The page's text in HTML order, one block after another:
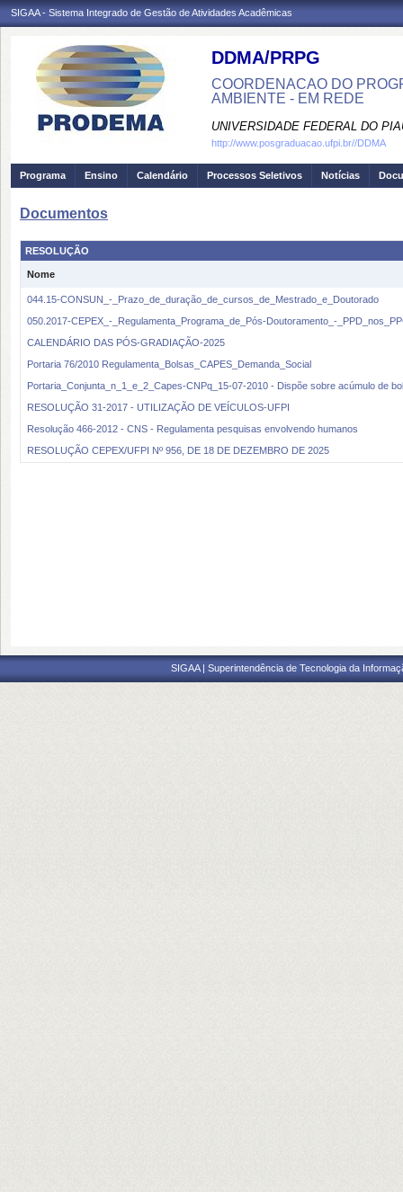
SIGAA - Sistema Integrado de Gestão de Atividades Acadêmicas
DDMA/PRPG
COORDENACAO DO
AMBIENTE - EM REDE
UNIVERSIDADE FEDERAL DO
http://www.posgraduacao.ufpi.br//DDMA
Programa Ensino Calendário Processos Seletivos Notícias
Documentos
RESOLUÇÃO
Nome
044.15-CONSUN_-_Prazo_de_duração_de_cursos_de_Mestrado_e_Doutorado
050.2017-CEPEX_-_Regulamenta_Programa_de_Pós-Doutoramento_-
CALENDÁRIO DAS PÓS-GRADIAÇÃO-2025
Portaria 76/2010 Regulamenta_Bolsas_CAPES_Demanda_Social
Portaria_Conjunta_n_1_e_2_Capes-CNPq_15-07-2010 - Dispõe sobre acúmulo de
RESOLUÇÃO 31-2017 - UTILIZAÇÃO DE VEÍCULOS-UFPI
Resolução 466-2012 - CNS - Regulamenta pesquisas envolvendo humanos
RESOLUÇÃO CEPEX/UFPI Nº 956, DE 18 DE DEZEMBRO DE 2025
SIGAA | Superintendência de Tecnologia da